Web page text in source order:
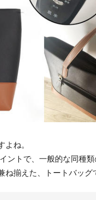
よね。
ントで、一般的な同種
揃えた、トートバッグ